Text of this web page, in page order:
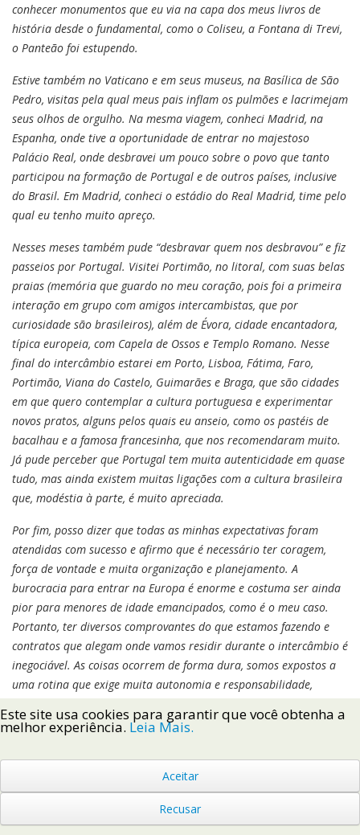
conhecer monumentos que eu via na capa dos meus livros de
história desde o fundamental, como o Coliseu, a Fontana di Trevi,
o Panteão foi estupendo.
Estive também no Vaticano e em seus museus, na Basílica de São
Pedro, visitas pela qual meus pais inflam os pulmões e lacrimejam
seus olhos de orgulho. Na mesma viagem, conheci Madrid, na
Espanha, onde tive a oportunidade de entrar no majestoso
Palácio Real, onde desbravei um pouco sobre o povo que tanto
participou na formação de Portugal e de outros países, inclusive
do Brasil. Em Madrid, conheci o estádio do Real Madrid, time pelo
qual eu tenho muito apreço.
Nesses meses também pude “desbravar quem nos desbravou” e fiz
passeios por Portugal. Visitei Portimão, no litoral, com suas belas
praias (memória que guardo no meu coração, pois foi a primeira
interação em grupo com amigos intercambistas, que por
curiosidade são brasileiros), além de Évora, cidade encantadora,
típica europeia, com Capela de Ossos e Templo Romano. Nesse
final do intercâmbio estarei em Porto, Lisboa, Fátima, Faro,
Portimão, Viana do Castelo, Guimarães e Braga, que são cidades
em que quero contemplar a cultura portuguesa e experimentar
novos pratos, alguns pelos quais eu anseio, como os pastéis de
bacalhau e a famosa francesinha, que nos recomendaram muito.
Já pude perceber que Portugal tem muita autenticidade em quase
tudo, mas ainda existem muitas ligações com a cultura brasileira
que, modéstia à parte, é muito apreciada.
Por fim, posso dizer que todas as minhas expectativas foram
atendidas com sucesso e afirmo que é necessário ter coragem,
força de vontade e muita organização e planejamento. A
burocracia para entrar na Europa é enorme e costuma ser ainda
pior para menores de idade emancipados, como é o meu caso.
Portanto, ter diversos comprovantes do que estamos fazendo e
contratos que alegam onde vamos residir durante o intercâmbio é
inegociável. As coisas ocorrem de forma dura, somos expostos a
uma rotina que exige muita autonomia e responsabilidade,
portanto, a organização e a tomada de decisão com
planejamento é imprescindível. Calcular gastos, planejar
outros idiomas são habilidades que precisamos desenvolver. Mas,
com confiança em si e coragem (muita coragem), vamos longe,
Este site usa cookies para garantir que você obtenha a
melhor experiência. Leia Mais.
Aceitar
Recusar